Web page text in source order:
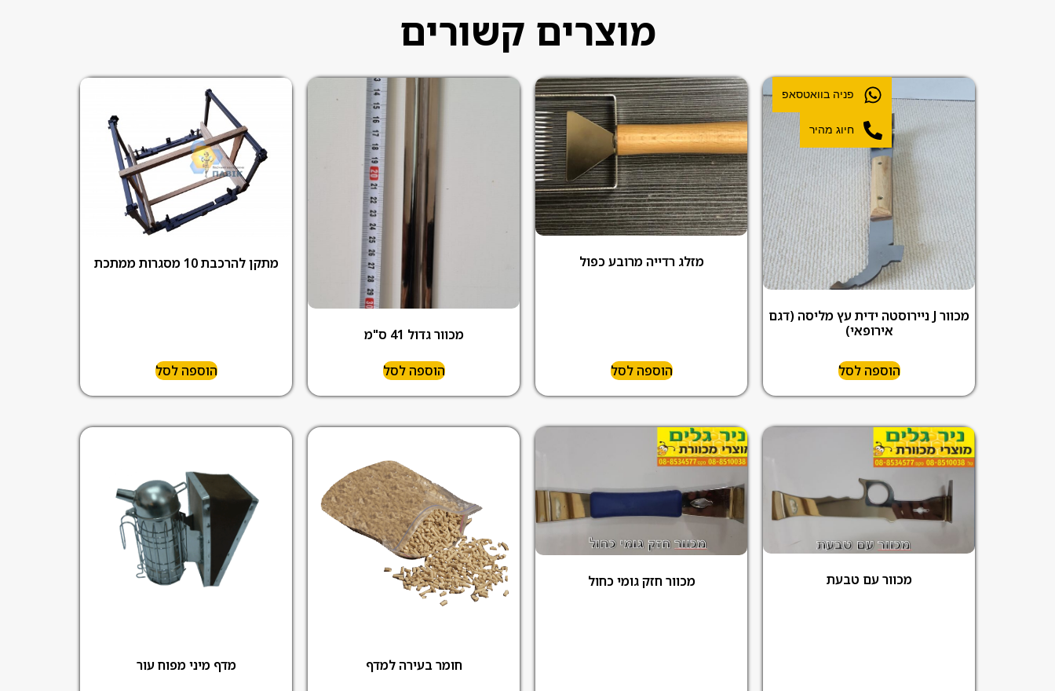
מוצרים קשורים
מכוור J ניירוסטה ידית עץ מליסה (דגם
אירופאי)
הוספה לסל
מזלג רדייה מרובע כפול
הוספה לסל
מכוור גדול 41 ס"מ
הוספה לסל
מתקן להרכבת 10 מסגרות ממתכת
הוספה לסל
מכוור עם טבעת מכוור חזק גומי כחול
חומר בעירה למדף מדף מיני מפוח עור
פניה בוואטסאפ
חיוג מהיר